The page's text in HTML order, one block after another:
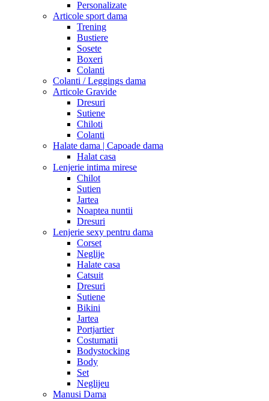
Personalizate
Articole sport dama
Trening
Bustiere
Sosete
Boxeri
Colanti
Colanti / Leggings dama
Articole Gravide
Dresuri
Sutiene
Chiloti
Colanti
Halate dama | Capoade dama
Halat casa
Lenjerie intima mirese
Chilot
Sutien
Jartea
Noaptea nuntii
Dresuri
Lenjerie sexy pentru dama
Corset
Neglije
Halate casa
Catsuit
Dresuri
Sutiene
Bikini
Jartea
Portjartier
Costumatii
Bodystocking
Body
Set
Neglijeu
Manusi Dama